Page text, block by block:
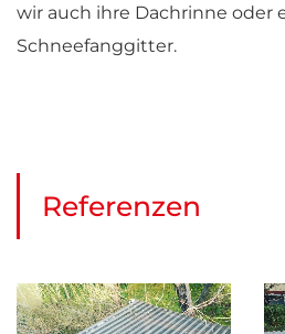
wir auch ihre Dachrinne oder
Schneefanggitter.
Referenzen